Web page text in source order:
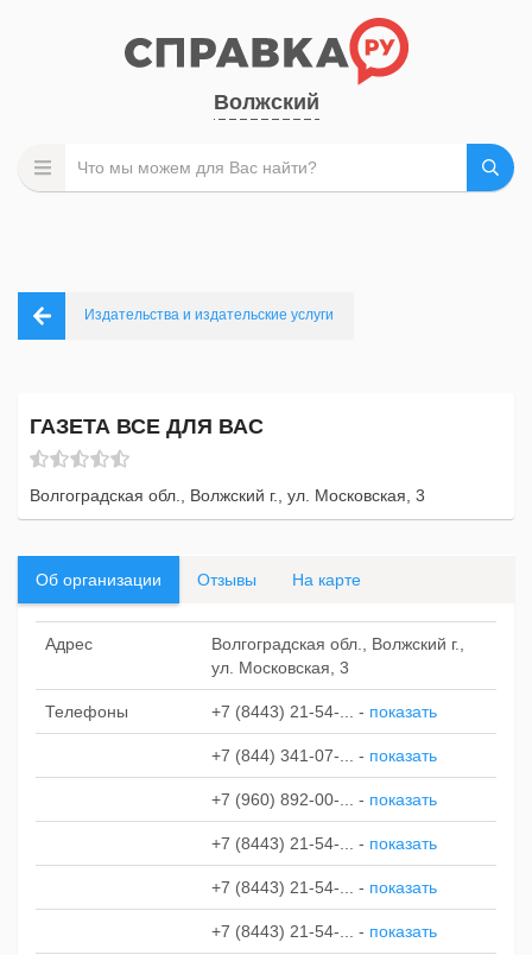
Волжский
Издательства и издательские услуги
ГАЗЕТА ВСЕ ДЛЯ ВАС
Волгоградская обл., Волжский г., ул. Московская, 3
Об организации Отзывы На карте
Адрес
Волгоградская обл., Волжский г.,
ул. Московская, 3
Телефоны +7 (8443) 21-54-... - показать
+7 (844) 341-07-... - показать
+7 (960) 892-00-... - показать
+7 (8443) 21-54-... - показать
+7 (8443) 21-54-... - показать
+7 (8443) 21-54-... - показать